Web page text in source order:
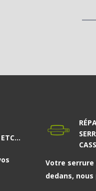
Votre serrure
dedans,